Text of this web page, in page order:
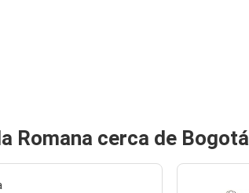
Romana cerca de Bogotá